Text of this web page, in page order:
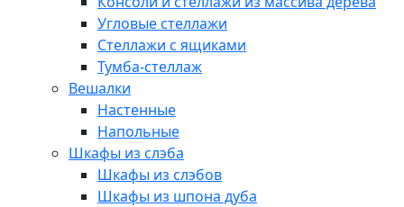
Угловые стеллажи
Стеллажи с ящиками
Тумба-стеллаж
Вешалки
Настенные
Напольные
Шкафы из слэба
Шкафы из слэбов
Шкафы из шпона дуба